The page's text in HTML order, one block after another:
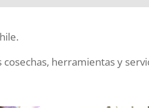
herramientas y